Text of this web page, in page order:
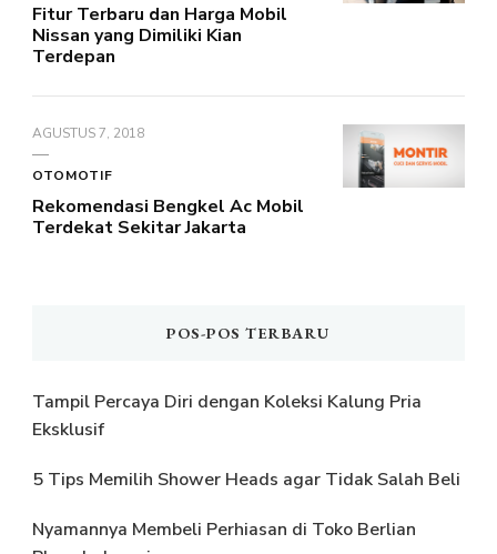
Fitur Terbaru dan Harga Mobil
Nissan yang Dimiliki Kian
Terdepan
AGUSTUS 7, 2018
OTOMOTIF
Rekomendasi Bengkel Ac Mobil
Terdekat Sekitar Jakarta
POS-POS TERBARU
Tampil Percaya Diri dengan Koleksi Kalung Pria
Eksklusif
5 Tips Memilih Shower Heads agar Tidak Salah Beli
Nyamannya Membeli Perhiasan di Toko Berlian